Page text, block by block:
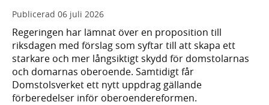
Publicerad 06 juli 2026
Regeringen har lämnat över en proposition till
riksdagen med förslag som syftar till att skapa ett
starkare och mer långsiktigt skydd för domstolarnas
och domarnas oberoende. Samtidigt får
Domstolsverket ett nytt uppdrag gällande
förberedelser inför oberoendereformen.